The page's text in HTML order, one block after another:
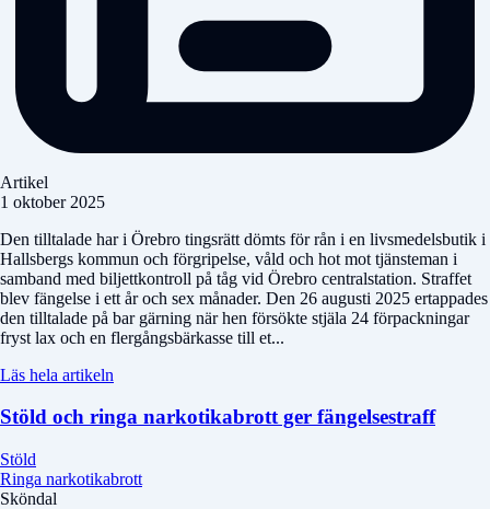
Artikel
1 oktober 2025
Den tilltalade har i Örebro tingsrätt dömts för rån i en livsmedelsbutik i
Hallsbergs kommun och förgripelse, våld och hot mot tjänsteman i
samband med biljettkontroll på tåg vid Örebro centralstation. Straffet
blev fängelse i ett år och sex månader. Den 26 augusti 2025 ertappades
den tilltalade på bar gärning när hen försökte stjäla 24 förpackningar
fryst lax och en flergångsbärkasse till et...
Läs hela artikeln
Stöld och ringa narkotikabrott ger fängelsestraff
Stöld
Ringa narkotikabrott
Sköndal